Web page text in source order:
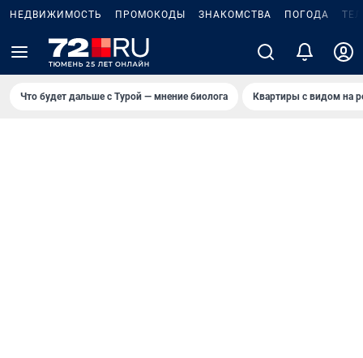
НЕДВИЖИМОСТЬ ПРОМОКОДЫ ЗНАКОМСТВА ПОГОДА
Что будет дальше с Турой — мнение биолога Квартиры с видом на